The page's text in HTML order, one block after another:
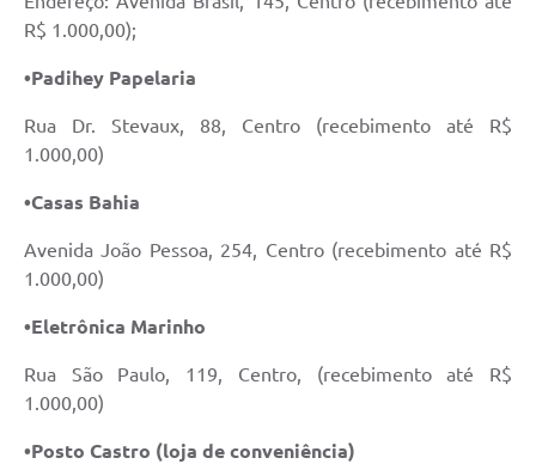
R$ 1.000,00);
•Padihey Papelaria
Rua Dr. Stevaux, 88, Centro (recebimento até R$
1.000,00)
•Casas Bahia
Avenida João Pessoa, 254, Centro (recebimento até R$
1.000,00)
•Eletrônica Marinho
Rua São Paulo, 119, Centro, (recebimento até R$
1.000,00)
•Posto Castro (loja de conveniência)